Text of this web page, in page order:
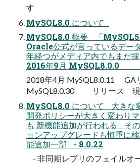
す
MySQL8.0 について
MySQL8.0 概要 「
Oracle公式が言っているデ
年経つがメディア内でもま
2016年9月 MySQL8.0.0
2018年4月 MySQL8.0.11 GA
MySQL8.0.30 リリース 現
MySQL8.0 について 大きな
開発ポリシーが大きく変わり
も 新機能追加が行われる そ
ョンアップグレードも慎重に
能追加一部 - 8.0.22
- 非同期レプリのフェイルオ